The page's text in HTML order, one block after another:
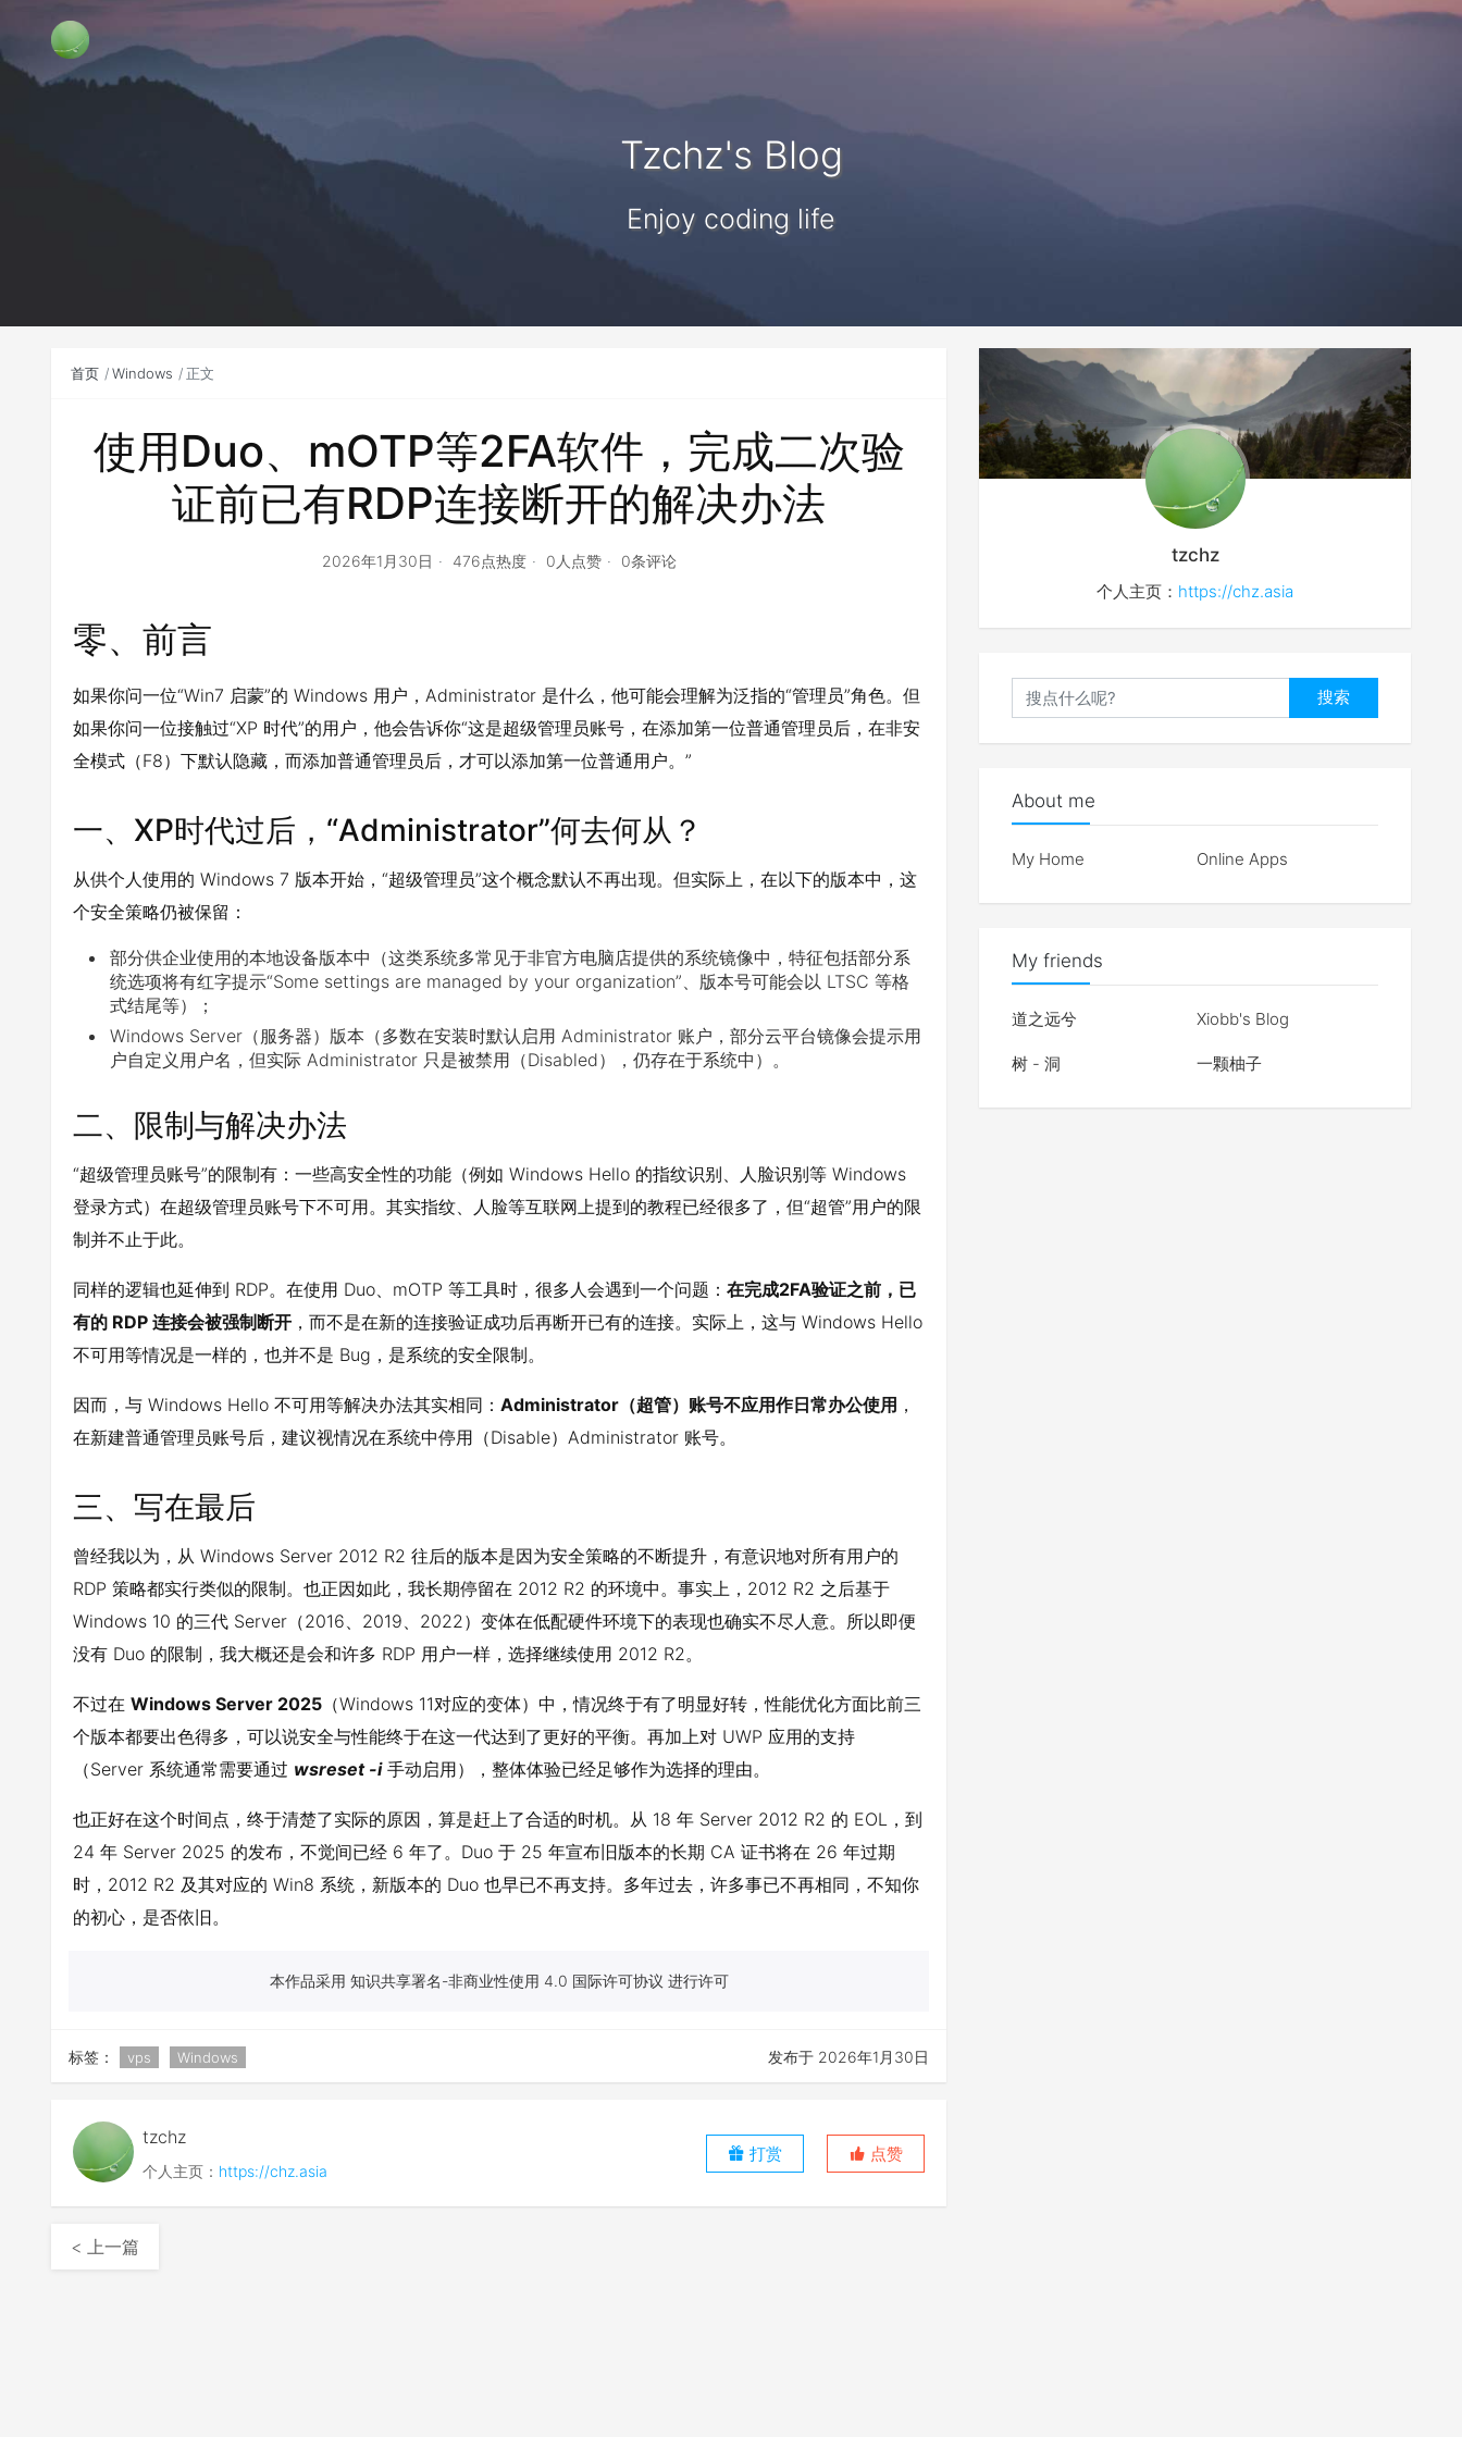
Tzchz's Blog
Enjoy coding life
首页 Windows 正文
使用Duo、mOTP等2FA软件，完成二次验
证前已有RDP连接断开的解决办法
2026年1月30日 476点热度 0人点赞 0条评论
零、前言
如果你问一位“Win7 启蒙”的 Windows 用户，Administrator 是什么，他可能会理解为泛指的“管理员”角色。但
如果你问一位接触过“XP 时代”的用户，他会告诉你“这是超级管理员账号，在添加第一位普通管理员后，在非安
全模式（F8）下默认隐藏，而添加普通管理员后，才可以添加第一位普通用户。”
一、XP时代过后，“Administrator”何去何从？
从供个人使用的 Windows 7 版本开始，“超级管理员”这个概念默认不再出现。但实际上，在以下的版本中，这
个安全策略仍被保留：
部分供企业使用的本地设备版本中（这类系统多常见于非官方电脑店提供的系统镜像中，特征包括部分系
统选项将有红字提示“Some settings are managed by your organization”、版本号可能会以 LTSC 等格
式结尾等）；
Windows Server（服务器）版本（多数在安装时默认启用 Administrator 账户，部分云平台镜像会提示用
户自定义用户名，但实际 Administrator 只是被禁用（Disabled），仍存在于系统中）。
二、限制与解决办法
“超级管理员账号”的限制有：一些高安全性的功能（例如 Windows Hello 的指纹识别、人脸识别等 Windows
登录方式）在超级管理员账号下不可用。其实指纹、人脸等互联网上提到的教程已经很多了，但“超管”用户的限
制并不止于此。
同样的逻辑也延伸到 RDP。在使用 Duo、mOTP 等工具时，很多人会遇到一个问题： 在完成2FA验证之前，已
有的 RDP 连接会被强制断开 ，而不是在新的连接验证成功后再断开已有的连接。实际上，这与 Windows Hello
不可用等情况是一样的，也并不是 Bug，是系统的安全限制。
因而，与 Windows Hello 不可用等解决办法其实相同： Administrator（超管）账号不应用作日常办公使用 ，
在新建普通管理员账号后，建议视情况在系统中停用（Disable）Administrator 账号。
三、写在最后
曾经我以为，从 Windows Server 2012 R2 往后的版本是因为安全策略的不断提升，有意识地对所有用户的
RDP 策略都实行类似的限制。也正因如此，我长期停留在 2012 R2 的环境中。事实上，2012 R2 之后基于
Windows 10 的三代 Server（2016、2019、2022）变体在低配硬件环境下的表现也确实不尽人意。所以即便
没有 Duo 的限制，我大概还是会和许多 RDP 用户一样，选择继续使用 2012 R2。
不过在 Windows Server 2025 （Windows 11对应的变体）中，情况终于有了明显好转，性能优化方面比前三
个版本都要出色得多，可以说安全与性能终于在这一代达到了更好的平衡。再加上对 UWP 应用的支持
（Server 系统通常需要通过 wsreset -i手动启用），整体体验已经足够作为选择的理由。
也正好在这个时间点，终于清楚了实际的原因，算是赶上了合适的时机。从 18 年 Server 2012 R2 的 EOL，到
24 年 Server 2025 的发布，不觉间已经 6 年了。Duo 于 25 年宣布旧版本的长期 CA 证书将在 26 年过期
时，2012 R2 及其对应的 Win8 系统，新版本的 Duo 也早已不再支持。多年过去，许多事已不再相同，不知你
的初心，是否依旧。
本作品采用 知识共享署名-非商业性使用 4.0 国际许可协议 进行许可
标签： vps Windows 发布于 2026年1月30日
tzchz
个人主页： https://chz.asia
打赏 点赞
< 上一篇
tzchz
个人主页： https://chz.asia
搜索
About me
My Home Online Apps
My friends
道之远兮 Xiobb's Blog
树 - 洞 一颗柚子